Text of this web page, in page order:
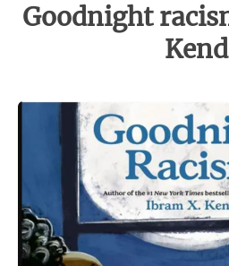
Goodnight